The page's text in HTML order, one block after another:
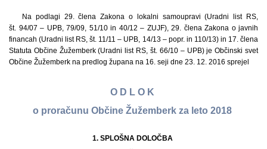
Na podlagi 29. člena Zakona o lokalni samoupravi (Uradni list RS,
št. 94/07 – UPB, 79/09, 51/10 in 40/12 – ZUJF), 29. člena Zakona o javnih
financah (Uradni list RS, št. 11/11 – UPB, 14/13 – popr. in 110/13) in 17. člena
Statuta Občine Žužemberk (Uradni list RS, št. 66/10 – UPB) je Občinski svet
Občine Žužemberk na predlog župana na 16. seji dne 23. 12. 2016 sprejel
O D L O K
o proračunu Občine Žužemberk za leto 2018
1. SPLOŠNA DOLOČBA